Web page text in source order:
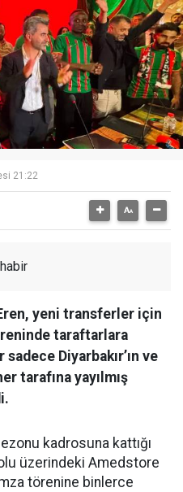
21:22
yeni transferler için
taraftarlara
Diyarbakır’ın ve
tarafına yayılmış
kadrosuna kattığı
üzerindeki Amedstore
törenine binlerce